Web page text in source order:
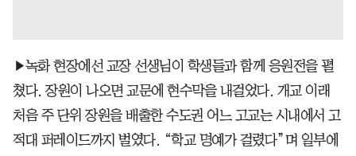
▶녹화 현장에선 교장 선생님이 학생들과 함께 응원전을 펼
쳤다. 장원이 나오면 교문에 현수막을 내걸었다. 개교 이래
처음 주 단위 장원을 배출한 수도권 어느 고교는 시내에서 고
적대 퍼레이드까지 벌였다. “학교 명예가 걸렸다”며 일부에